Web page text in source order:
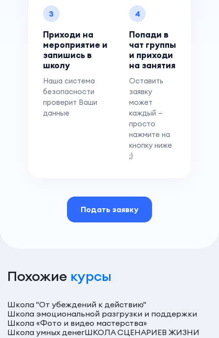
3
Приходи на
мероприятие и
запишись в
школу
Наша система
безопасности
проверит Ваши
данные
4
Попади в
чат группы
и приходи
на занятия
Оставить
заявку
может
каждый —
просто
нажмите на
кнопку ниже
;)
Подать заявку
Похожие курсы
Школа "От убеждений к действию"
Школа эмоциональной разгрузки и поддержки
Школа «Фото и видео мастерства»
Школа умных денегШКОЛА СЦЕНАРИЕВ ЖИЗНИ